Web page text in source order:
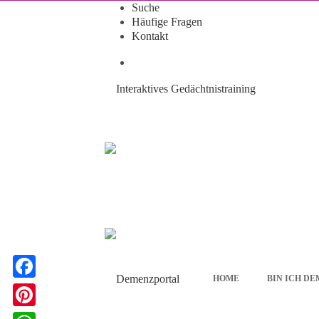
Suche
Häufige Fragen
Kontakt
Interaktives Gedächtnistraining
HOME BIN ICH
F
a